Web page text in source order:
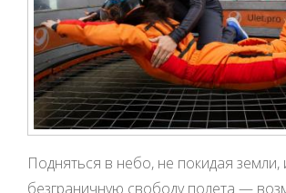
Подняться в небо, не покидая земли,
безграничную свободу полета —